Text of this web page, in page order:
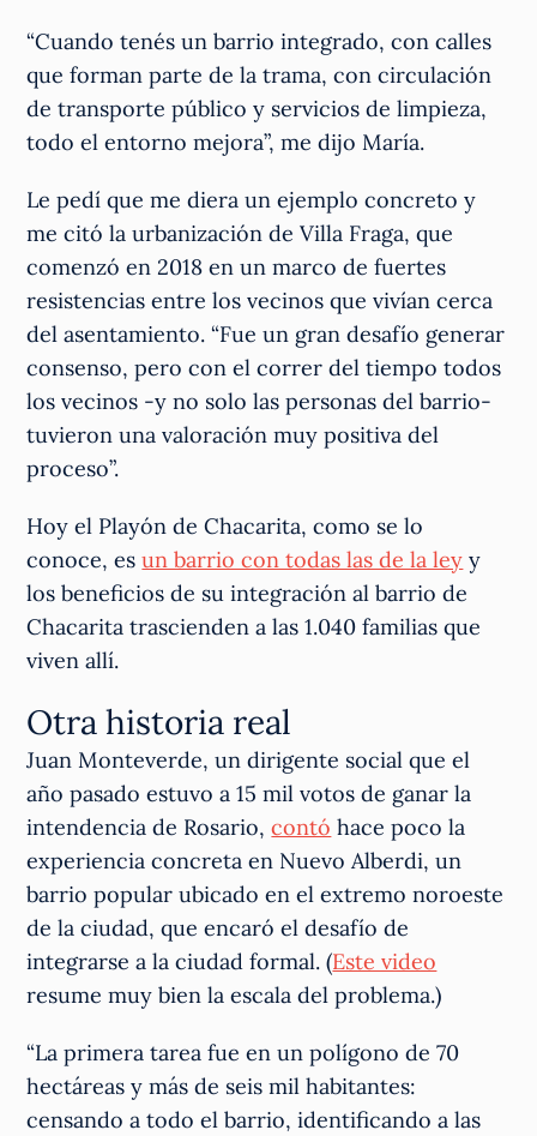
“Cuando tenés un barrio integrado, con calles
que forman parte de la trama, con circulación
de transporte público y servicios de limpieza,
todo el entorno mejora”, me dijo María.
Le pedí que me diera un ejemplo concreto y
me citó la urbanización de Villa Fraga, que
comenzó en 2018 en un marco de fuertes
resistencias entre los vecinos que vivían cerca
del asentamiento. “Fue un gran desafío generar
consenso, pero con el correr del tiempo todos
los vecinos -y no solo las personas del barrio-
tuvieron una valoración muy positiva del
proceso”.
Hoy el Playón de Chacarita, como se lo
conoce, esun barrio con todas las de la ley y
los beneficios de su integración al barrio de
Chacarita trascienden a las 1.040 familias que
viven allí.
Otra historia real
Juan Monteverde, un dirigente social que el
año pasado estuvo a 15 mil votos de ganar la
intendencia de Rosario,contó hace poco la
experiencia concreta en Nuevo Alberdi, un
barrio popular ubicado en el extremo noroeste
de la ciudad, que encaró el desafío de
integrarse a la ciudad formal. (Este video
resume muy bien la escala del problema.)
“La primera tarea fue en un polígono de 70
hectáreas y más de seis mil habitantes:
censando a todo el barrio, identificando a las